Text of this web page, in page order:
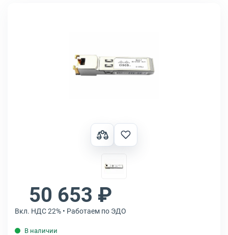
50 653 ₽
Вкл. НДС 22% • Работаем по ЭДО
В наличии